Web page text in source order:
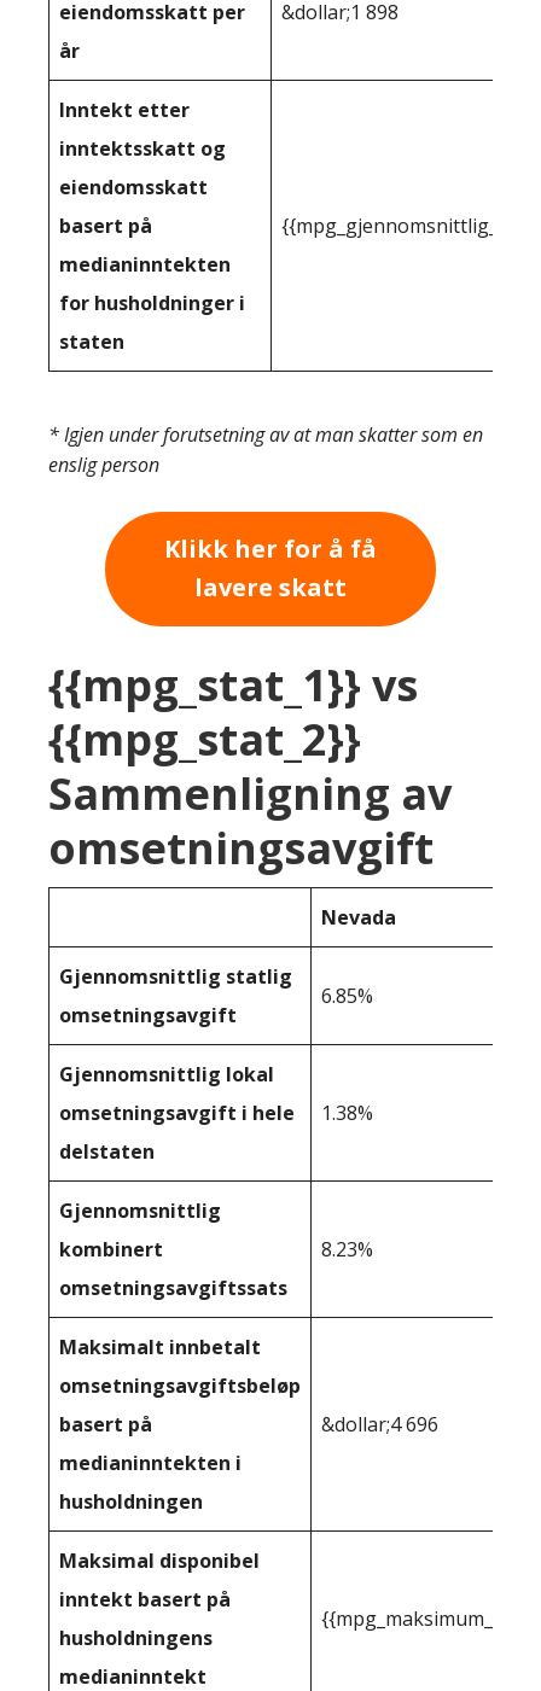
eiendomsskatt per
år
&dollar;1 898
Inntekt etter
inntektsskatt og
eiendomsskatt
basert på
medianinntekten
for husholdninger i
staten
* Igjen under forutsetning av at man skatter som en
enslig person
Klikk her for å få
lavere skatt
{{mpg_stat_1}} vs
{{mpg_stat_2}}
Sammenligning av
omsetningsavgift
Nevada
Gjennomsnittlig statlig
omsetningsavgift
6.85%
Gjennomsnittlig lokal
omsetningsavgift i hele
delstaten
1.38%
Gjennomsnittlig
kombinert
omsetningsavgiftssats
8.23%
Maksimalt innbetalt
omsetningsavgiftsbeløp
basert på
medianinntekten i
husholdningen
&dollar;4 696
Maksimal disponibel
inntekt basert på
husholdningens
medianinntekt